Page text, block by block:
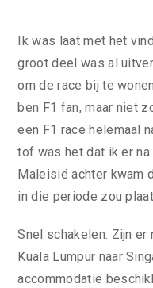
Ik was laat met het
groot deel was al
om de race bij te
ben F1 fan, maar niet
een F1 race helemaal
tof was het dat ik er na
Maleisië achter kwam
in die periode zou
Snel schakelen. Zijn er
Kuala Lumpur naar
accommodatie